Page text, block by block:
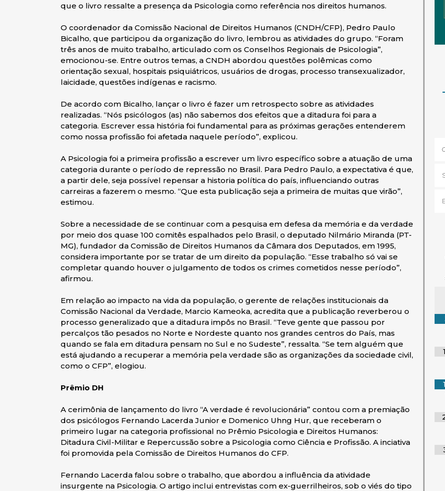
que o livro ressalte a presença da Psicologia como referência nos direitos humanos.
O coordenador da Comissão Nacional de Direitos Humanos (CNDH/CFP), Pedro Paulo
Bicalho, que participou da organização do livro, lembrou as atividades do grupo. “Foram
três anos de muito trabalho, articulado com os Conselhos Regionais de Psicologia”,
emocionou-se. Entre outros temas, a CNDH abordou questões polêmicas como
orientação sexual, hospitais psiquiátricos, usuários de drogas, processo transexualizador,
laicidade, questões indígenas e racismo.
De acordo com Bicalho, lançar o livro é fazer um retrospecto sobre as atividades
realizadas. “Nós psicólogos (as) não sabemos dos efeitos que a ditadura foi para a
categoria. Escrever essa história foi fundamental para as próximas gerações entenderem
como nossa profissão foi afetada naquele período”, explicou.
A Psicologia foi a primeira profissão a escrever um livro específico sobre a atuação de uma
categoria durante o período de repressão no Brasil. Para Pedro Paulo, a expectativa é que,
a partir dele, seja possível repensar a historia política do país, influenciando outras
carreiras a fazerem o mesmo. “Que esta publicação seja a primeira de muitas que virão”,
estimou.
Sobre a necessidade de se continuar com a pesquisa em defesa da memória e da verdade
por meio dos quase 100 comitês espalhados pelo Brasil, o deputado Nilmário Miranda (PT-
MG), fundador da Comissão de Direitos Humanos da Câmara dos Deputados, em 1995,
considera importante por se tratar de um direito da população. “Esse trabalho só vai se
completar quando houver o julgamento de todos os crimes cometidos nesse período”,
afirmou.
Em relação ao impacto na vida da população, o gerente de relações institucionais da
Comissão Nacional da Verdade, Marcio Kameoka, acredita que a publicação reverberou o
processo generalizado que a ditadura impôs no Brasil. “Teve gente que passou por
percalços tão pesados no Norte e Nordeste quanto nos grandes centros do País, mas
quando se fala em ditadura pensam no Sul e no Sudeste”, ressalta. “Se tem alguém que
está ajudando a recuperar a memória pela verdade são as organizações da sociedade civil,
como o CFP”, elogiou.
Prêmio DH
A cerimônia de lançamento do livro “A verdade é revolucionária” contou com a premiação
dos psicólogos Fernando Lacerda Junior e Domenico Uhng Hur, que receberam o
primeiro lugar na categoria profissional no Prêmio Psicologia e Direitos Humanos:
Ditadura Civil-Militar e Repercussão sobre a Psicologia como Ciência e Profissão. A inciativa
foi promovida pela Comissão de Direitos Humanos do CFP.
Fernando Lacerda falou sobre o trabalho, que abordou a influência da atividade
insurgente na Psicologia. O artigo inclui entrevistas com ex-guerrilheiros, sob o viés do tipo